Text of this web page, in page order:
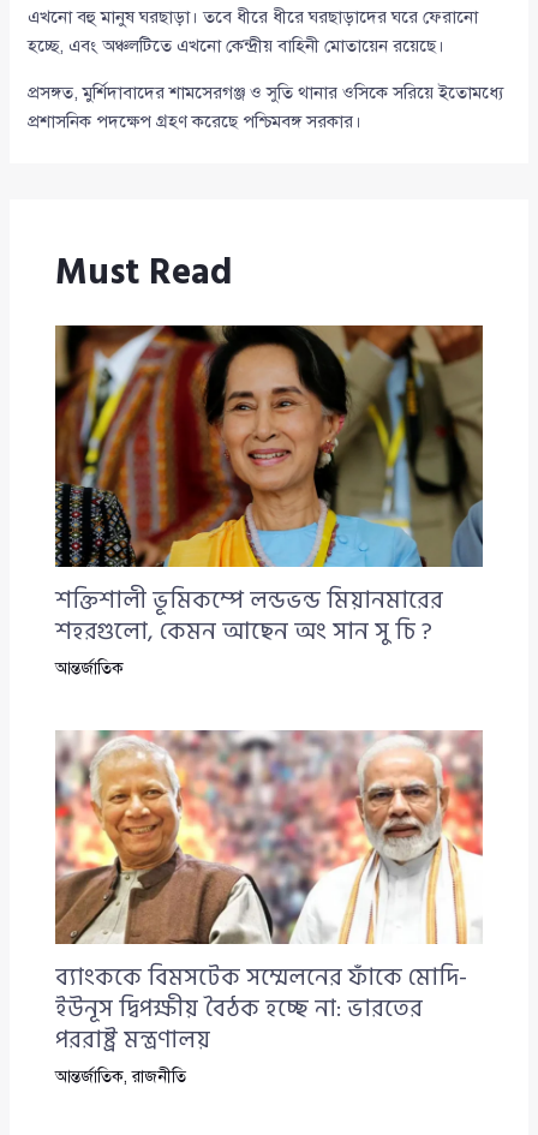
এখনো বহু মানুষ ঘরছাড়া। তবে ধীরে ধীরে ঘরছাড়াদের ঘরে ফেরানো
হচ্ছে, এবং অঞ্চলটিতে এখনো কেন্দ্রীয় বাহিনী মোতায়েন রয়েছে।
প্রসঙ্গত, মুর্শিদাবাদের শামসেরগঞ্জ ও সুতি থানার ওসিকে সরিয়ে ইতোমধ্যে
প্রশাসনিক পদক্ষেপ গ্রহণ করেছে পশ্চিমবঙ্গ সরকার।
Must Read
শক্তিশালী ভূমিকম্পে লন্ডভন্ড মিয়ানমারের
শহরগুলো, কেমন আছেন অং সান সু চি ?
আন্তর্জাতিক
ব্যাংককে বিমসটেক সম্মেলনের ফাঁকে মোদি-
ইউনূস দ্বিপক্ষীয় বৈঠক হচ্ছে না: ভারতের
পররাষ্ট্র মন্ত্রণালয়
আন্তর্জাতিক,রাজনীতি